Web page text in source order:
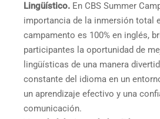
Lingüístico. En CBS Summer
importancia de la inmersión total
campamento es 100% en inglés,
participantes la oportunidad de
lingüísticas de una manera
constante del idioma en un
un aprendizaje efectivo y una
comunicación.